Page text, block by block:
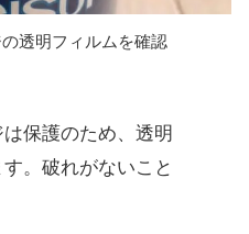
透明フィルムを確認
保護のため、透明
。破れがないこと